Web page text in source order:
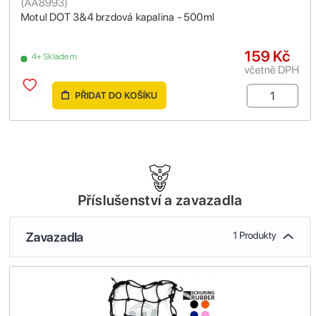
Motul DOT 3&4 brzdová kapalina - 500ml
4+ Skladem 159 Kč
včetně DPH
PŘIDAT DO KOŠÍKU
Příslušenství a zavazadla
Zavazadla 1 Produkty